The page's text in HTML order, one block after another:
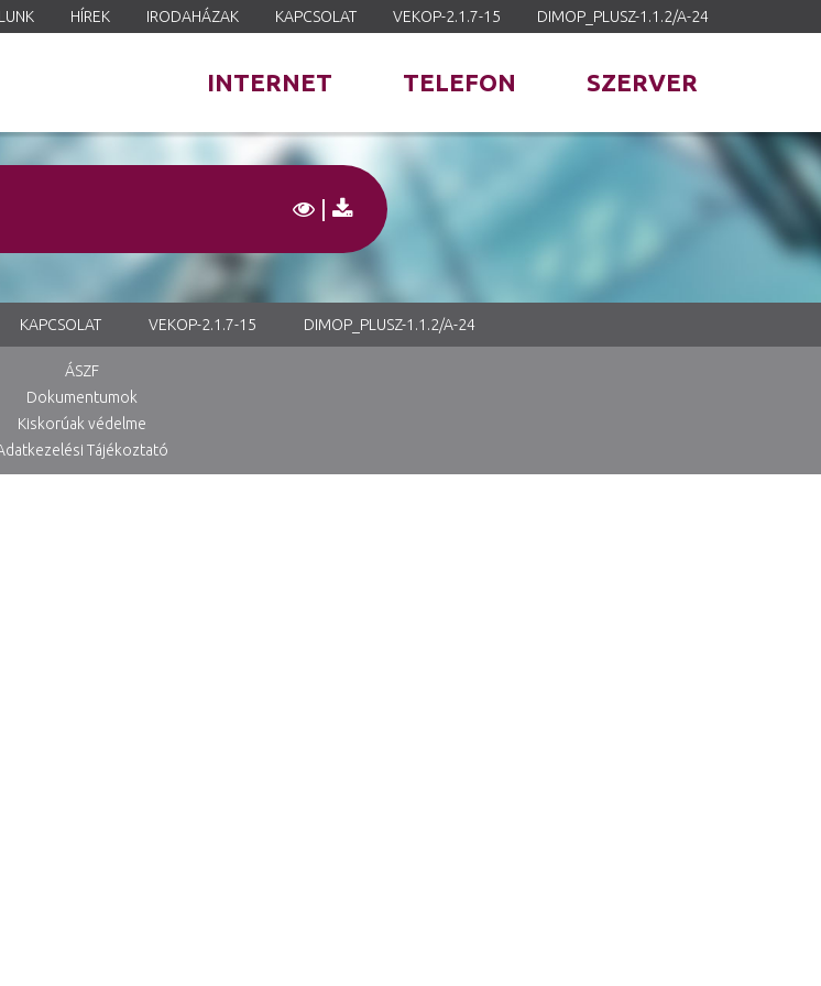
HÍREK IRODAHÁZAK KAPCSOLAT VEKOP-2.1.7-15 DIMOP_PLUSZ-1.1.2/A-24
INTERNET TELEFON SZERVER
|
KAPCSOLAT VEKOP-2.1.7-15 DIMOP_PLUSZ-1.1.2/A-24
ÁSZF
Dokumentumok
Kiskorúak védelme
Tájékoztató